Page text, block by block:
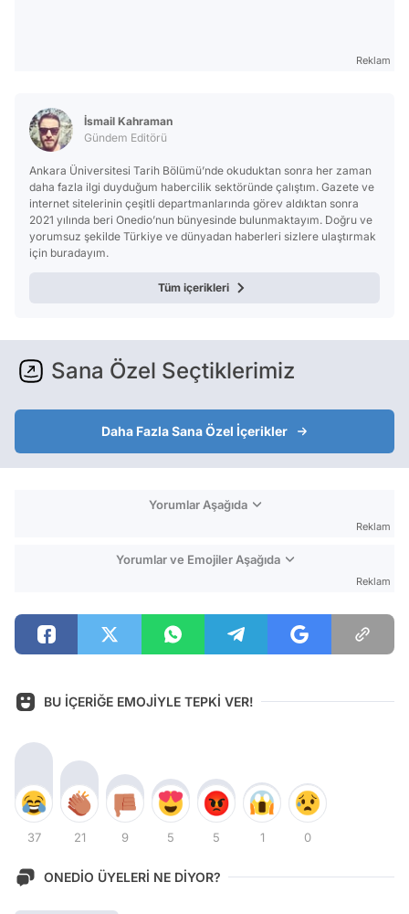
Reklam
İsmail Kahraman
Gündem Editörü
Ankara Üniversitesi Tarih Bölümü’nde okuduktan sonra her zaman
daha fazla ilgi duyduğum habercilik sektöründe çalıştım. Gazete ve
internet sitelerinin çeşitli departmanlarında görev aldıktan sonra
2021 yılında beri Onedio’nun bünyesinde bulunmaktayım. Doğru ve
yorumsuz şekilde Türkiye ve dünyadan haberleri sizlere ulaştırmak
için buradayım.
Tüm içerikleri
Sana Özel Seçtiklerimiz
Daha Fazla Sana Özel İçerikler
Yorumlar Aşağıda
Reklam
Yorumlar ve Emojiler Aşağıda
Reklam
BU İÇERİĞE EMOJİYLE TEPKİ VER!
37 21 9 5 5 1 0
ONEDİO ÜYELERİ NE DİYOR?